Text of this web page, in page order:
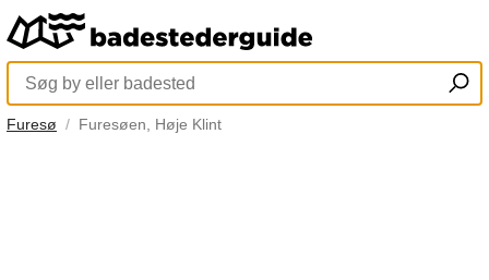
Furesø Furesøen, Høje Klint